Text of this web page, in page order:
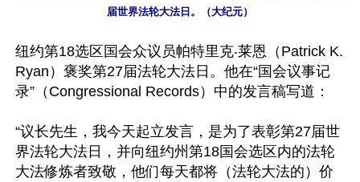
届世界法轮大法日。（大纪元）
纽约第18选区国会众议员帕特里克‧莱恩（Patrick K.
Ryan）褒奖第27届法轮大法日。他在“国会议事记
录”（Congressional Records）中的发言稿写道：
“议长先生，我今天起立发言，是为了表彰第27届世
界法轮大法日，并向纽约州第18国会选区内的法轮
大法修炼者致敬，他们每天都将（法轮大法的）价